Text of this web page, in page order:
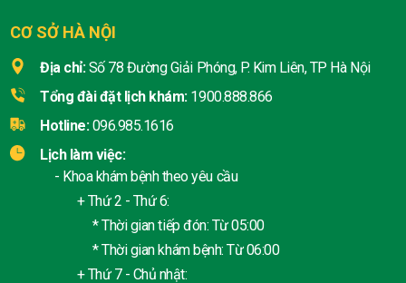
CƠ SỞ HÀ NỘI
Địa chỉ: Số 78 Đường Giải Phóng, P. Kim Liên, TP Hà Nội
Tổng đài đặt lịch khám: 1900.888.866
Hotline: 096.985.1616
Lịch làm việc:
- Khoa khám bệnh theo yêu cầu
+ Thứ 2 - Thứ 6:
* Thời gian tiếp đón: Từ 05:00
* Thời gian khám bệnh: Từ 06:00
+ Thứ 7 - Chủ nhật: